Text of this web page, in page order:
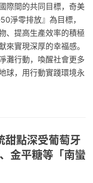
際間的共同目標，奇美
淨零排放』為目標，
、提高生產效率的積極
實現深厚的幸福感。
灘行動，喚醒社會更多
球，用行動實踐環境永
甜點深受葡萄牙
金平糖等「南蠻